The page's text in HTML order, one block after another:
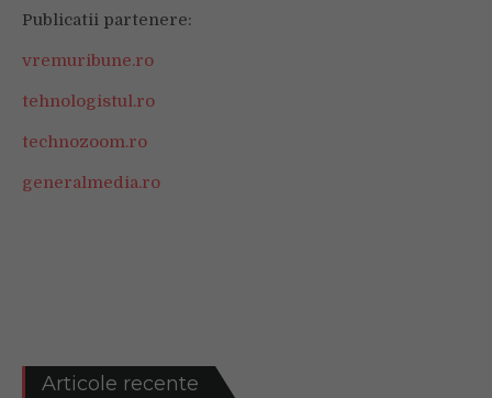
Publicatii partenere:
vremuribune.ro
tehnologistul.ro
technozoom.ro
generalmedia.ro
Articole recente